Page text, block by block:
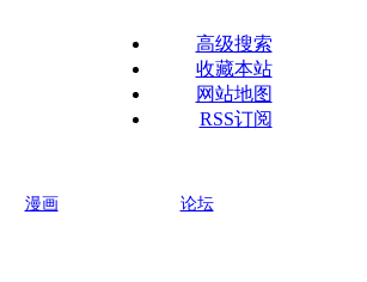
高级搜索
收藏本站
网站地图
RSS订阅
漫画 论坛